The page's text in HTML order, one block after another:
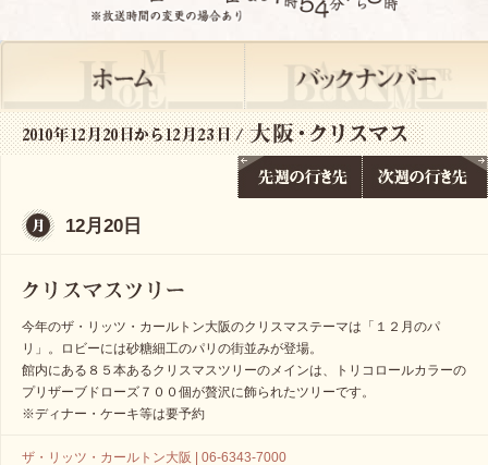
12月20日
今年のザ・リッツ・カールトン大阪のクリスマステーマは「１２月のパ
リ」。ロビーには砂糖細工のパリの街並みが登場。
館内にある８５本あるクリスマスツリーのメインは、トリコロールカラーの
プリザーブドローズ７００個が贅沢に飾られたツリーです。
※ディナー・ケーキ等は要予約
ザ・リッツ・カールトン大阪 | 06-6343-7000